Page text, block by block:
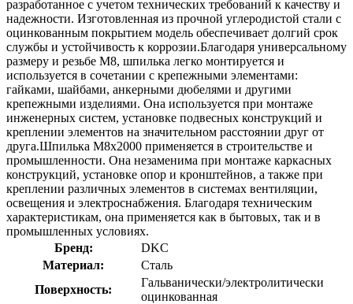
разработанное с учетом технических требований к качеству и
надежности. Изготовленная из прочной углеродистой стали с
оцинкованным покрытием модель обеспечивает долгий срок
службы и устойчивость к коррозии.Благодаря универсальному
размеру и резьбе М8, шпилька легко монтируется и
используется в сочетании с крепежными элементами:
гайками, шайбами, анкерными дюбелями и другими
крепежными изделиями. Она используется при монтаже
инженерных систем, установке подвесных конструкций и
креплении элементов на значительном расстоянии друг от
друга.Шпилька М8х2000 применяется в строительстве и
промышленности. Она незаменима при монтаже каркасных
конструкций, установке опор и кронштейнов, а также при
креплении различных элементов в системах вентиляции,
освещения и электроснабжения. Благодаря техническим
характеристикам, она применяется как в бытовых, так и в
промышленных условиях.
Бренд:
DKC
Материал:
Сталь
Поверхность:
Гальванически/электролитически
оцинкованная